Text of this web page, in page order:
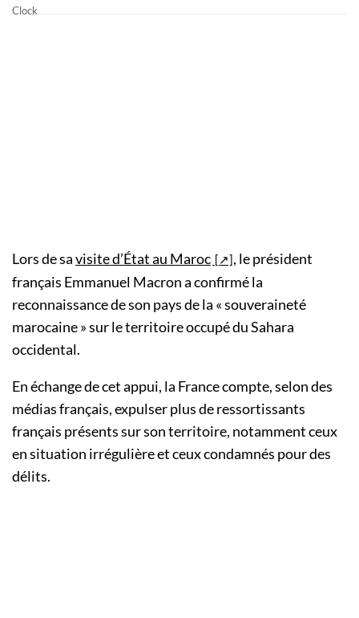
Lors de savisite d’État au Maroc
, le président
français Emmanuel Macron a confirmé la
reconnaissance de son pays de la «souveraineté
marocaine» sur le territoire occupé du Sahara
occidental.
En échange de cet appui, la France compte, selon des
médias français, expulser plus de ressortissants
français présents sur son territoire, notamment ceux
en situation irrégulière et ceux condamnés pour des
délits.